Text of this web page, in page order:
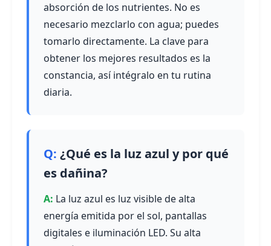
absorción de los nutrientes. No es
necesario mezclarlo con agua; puedes
tomarlo directamente. La clave para
obtener los mejores resultados es la
constancia, así intégralo en tu rutina
diaria.
¿Qué es la luz azul y por qué
es dañina?
La luz azul es luz visible de alta
energía emitida por el sol, pantallas
digitales e iluminación LED. Su alta